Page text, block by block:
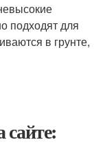
подходят для
в грунте,
сайте: